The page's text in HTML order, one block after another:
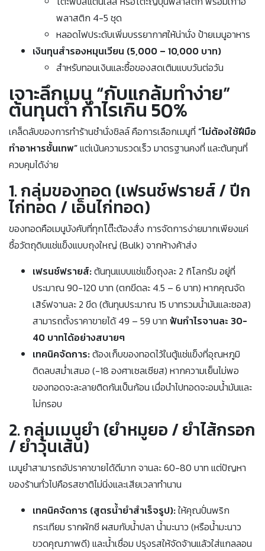
พลาสติก 4-5 ชุด
หลอดไฟประดับเพิ่มบรรยากาศให้น่านั่ง ป้ายเมนูอาหาร
เงินทุนสำรองหมุนเวียน (5,000 – 10,000 บาท)
สำหรับทอนเงินและซื้อของสดเติมแบบวันต่อวัน
เจาะลึกเมนู “กับแกล้มทำง่าย”
ต้นทุนต่ำ กำไรเกิน 50%
เคล็ดลับของการทำร้านชำนั่งชิลล์ คือการเลือกเมนูที่ “ไม่ต้องใช้ฝีมือ
ทำอาหารชั้นเทพ”แต่เน้นความรวดเร็ว มาตรฐานคงที่ และต้นทุนที่
ควบคุมได้ง่าย
1. กลุ่มของทอด (เฟรนช์ฟรายส์ / ปีก
ไก่ทอด / เอ็นไก่ทอด)
ของทอดคือเมนูบังคับที่ทุกโต๊ะต้องสั่ง การจัดการง่ายมากเพียงแค่
ซื้อวัตถุดิบแช่แข็งแบบถุงใหญ่ (Bulk) จากห้างค้าส่ง
เฟรนช์ฟรายส์:ต้นทุนแบบแช่แข็งถุงละ 2 กิโลกรัม อยู่ที่
ประมาณ 90-120 บาท (ตกขีดละ 4.5 – 6 บาท) หากคุณจัด
เสิร์ฟจานละ 2 ขีด (ต้นทุนประมาณ 15 บาทรวมน้ำมันและซอส)
สามารถตั้งราคาขายได้ 49 – 59 บาท ฟันกำไรจานละ 30-
40 บาทได้อย่างสบายๆ
เทคนิคจัดการ:ต้องเก็บของทอดไว้ในตู้แช่แข็งที่อุณหภูมิ
ติดลบสม่ำเสมอ (-18 องศาเซลเซียส) หากความเย็นไม่พอ
ของทอดจะละลายติดกันเป็นก้อน เมื่อนำไปทอดจะอมน้ำมันและ
ไม่กรอบ
2. กลุ่มเมนูยำ (ยำหมูยอ / ยำไส้กรอก
/ ยำวุ้นเส้น)
เมนูยำสามารถอัปราคาขายได้ดีมาก จานละ 60-80 บาท แต่ปัญหา
ของร้านทั่วไปคือรสชาติไม่นิ่งและเสียเวลาทำนาน
เทคนิคจัดการ (สูตรน้ำยำสำเร็จรูป):ให้คุณปั่นพริก
กระเทียม รากผักชี ผสมกับน้ำปลา น้ำมะนาว (หรือน้ำมะนาว
ขวดคุณภาพดี) และน้ำเชื่อม ปรุงรสให้จัดจ้านแล้วใส่แกลลอน